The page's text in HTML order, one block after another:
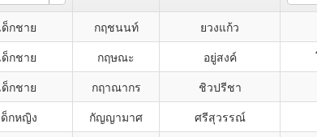
ด็กชาย กฤชนนท์ ยวงแก้ว
ด็กชาย กฤษณะ อยู่สงค์
ด็กชาย กฤาณากร ชิวปรีชา
ด็กหญิง กัญญามาศ ศรีสุวรรณ์